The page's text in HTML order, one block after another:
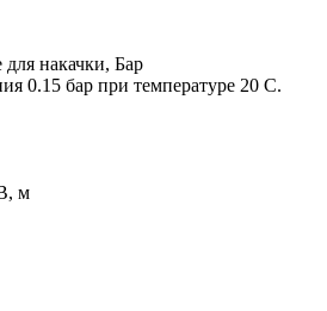
накачки, Бар
0.15 бар при температуре 20 С.
м